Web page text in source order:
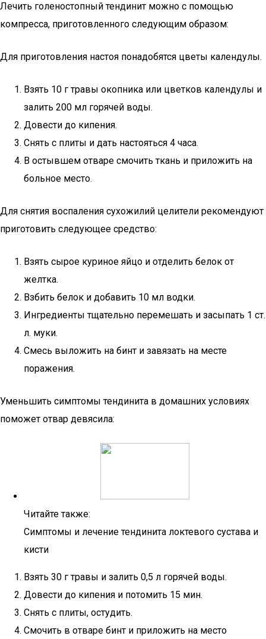
Лечить голеностопный тендинит можно с помощью
компресса, приготовленного следующим образом:
Для приготовления настоя понадобятся цветы календулы.
Взять 10 г травы окопника или цветков календулы и
залить 200 мл горячей воды.
Довести до кипения.
Снять с плиты и дать настояться 4 часа.
В остывшем отваре смочить ткань и приложить на
больное место.
Для снятия воспаления сухожилий целители рекомендуют
приготовить следующее средство:
Взять сырое куриное яйцо и отделить белок от
желтка.
Взбить белок и добавить 10 мл водки.
Ингредиенты тщательно перемешать и засыпать 1 ст.
л. муки.
Смесь выложить на бинт и завязать на месте
поражения.
Уменьшить симптомы тендинита в домашних условиях
поможет отвар девясила:
Читайте также:
Симптомы и лечение тендинита локтевого сустава и
кисти
Взять 30 г травы и залить 0,5 л горячей воды.
Довести до кипения и потомить 15 мин.
Снять с плиты, остудить.
Смочить в отваре бинт и приложить на место